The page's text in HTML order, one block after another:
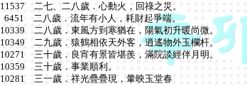
11537 二七、二八歲．心動火，回祿之災。
6451 二八歲．流年有小人，耗財起爭端。
10339 二八歲．東風方到寒猶在，陽氣初升暖尚微。
10349 二九歲．猿鶴相依天外客，逍遙物外玉欄杆。
10271 三十歲．良宵有景皆堪羨，滿院談經伴月明。
10359 三十歲．事業順利。
10281 三一歲．祥光疊疊現，暈映玉堂春